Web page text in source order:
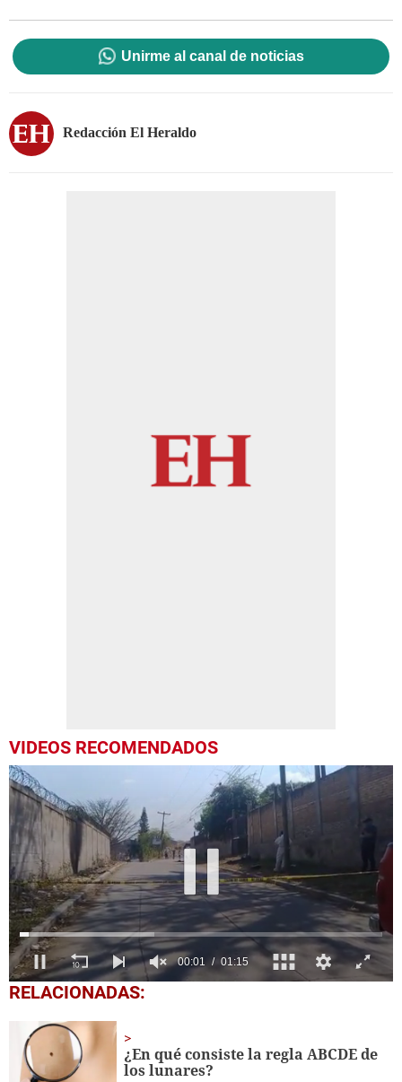
Unirme al canal de noticias
Redacción El Heraldo
VIDEOS RECOMENDADOS
0
seconds
minute,
15
seconds
RELACIONADAS:
¿En qué consiste la regla ABCDE de
los lunares?